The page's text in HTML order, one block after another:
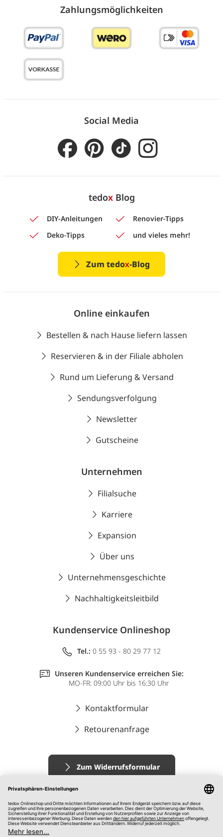
Zahlungs­möglich­keiten
Social Media
tedoxBlog
DIY-Anleitungen
Renovier-Tipps
Deko-Tipps
und vieles mehr!
Zum tedox-Blog
Online einkaufen
Bestellen & nach Hause liefern lassen
Reservieren & in der Filiale abholen
Rund um Lieferung & Versand
Sendungsverfolgung
Newsletter
Gutscheine
Unternehmen
Filialsuche
Karriere
Expansion
Über uns
Unternehmensgeschichte
Nachhaltigkeitsleitbild
Kundenservice Onlineshop
Tel.: 0 55 93 - 80 29 77 12
Unseren Kundenservice erreichen Sie:
MO-FR: 09:00 Uhr bis 16:30 Uhr
Kontaktformular
Retourenanfrage
Zum Widerrufsformular
Impressum
AGB